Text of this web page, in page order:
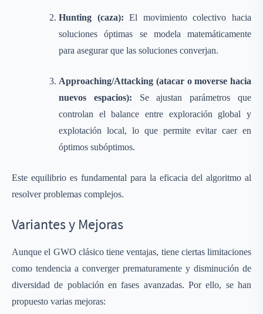
Hunting (caza):El movimiento colectivo hacia
soluciones óptimas se modela matemáticamente
para asegurar que las soluciones converjan.
Approaching/Attacking (atacar o moverse hacia
nuevos espacios): Se ajustan parámetros que
controlan el balance entre exploración global y
explotación local, lo que permite evitar caer en
óptimos subóptimos.
Este equilibrio es fundamental para la eficacia del algoritmo al
resolver problemas complejos.
Variantes y Mejoras
Aunque el GWO clásico tiene ventajas, tiene ciertas limitaciones
como tendencia a converger prematuramente y disminución de
diversidad de población en fases avanzadas. Por ello, se han
propuesto varias mejoras: